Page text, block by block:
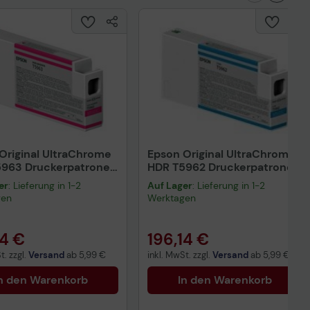
UltraChrome
Druckerpatrone
350ml
: Lieferung in 1-2
€
zzgl. Versand ab 5,99 €
den Warenkorb
Epson Original UltraChrome
HDR T5962 Druckerpatrone
cyan 350ml (C13T596200)
Auf Lager: Lieferung in 1-2
Werktagen
196,14 €
inkl. MwSt. zzgl. Versand ab 5,99 €
In den Warenkorb